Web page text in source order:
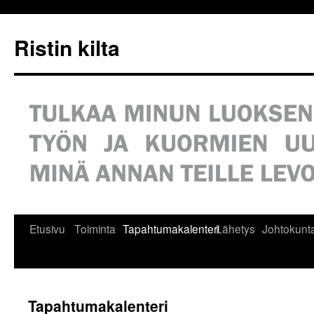
Ristin kilta
Etusivu Toiminta TapahtumakalenteriLähetys
Tapahtumakalenteri